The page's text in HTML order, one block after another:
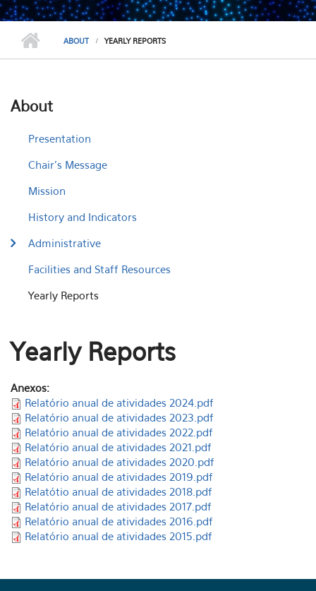
ABOUT YEARLY REPORTS
About
Presentation
Chair's Message
Mission
History and Indicators
Administrative
Facilities and Staff Resources
Yearly Reports
Yearly Reports
Anexos:
Relatório anual de atividades 2024.pdf
Relatório anual de atividades 2023.pdf
Relatório anual de atividades 2022.pdf
Relatório anual de atividades 2021.pdf
Relatório anual de atividades 2020.pdf
Relatório anual de atividades 2019.pdf
Relatótio anual de atividades 2018.pdf
Relatório anual de atividades 2017.pdf
Relatório anual de atividades 2016.pdf
Relatório anual de atividades 2015.pdf